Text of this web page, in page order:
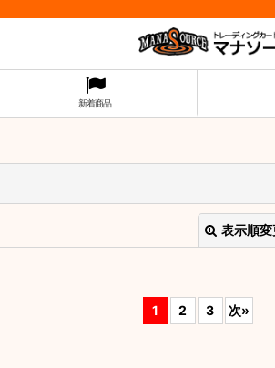
新着商品
表示順変
1 2 3 次»